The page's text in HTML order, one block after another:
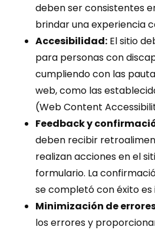
deben ser consistentes
brindar una experiencia
Accesibilidad: El sitio
para personas con
cumpliendo con las
web, como las
(Web Content
Feedback y
deben recibir
realizan acciones en el
formulario. La
se completó con éxito
Minimización de
los errores y